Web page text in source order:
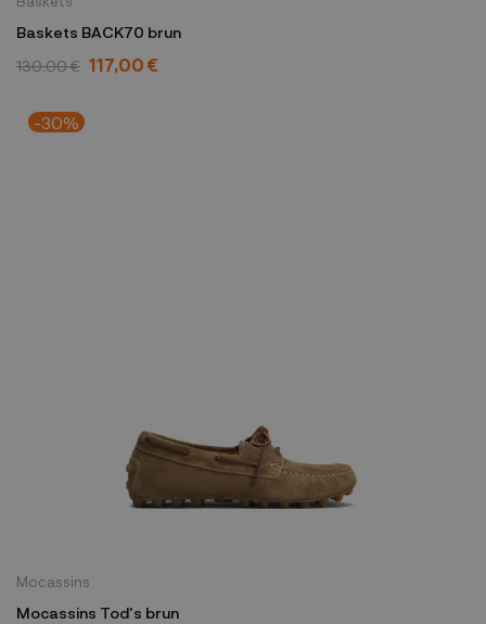
Baskets BACK70 brun
130,00 € 117,00 €
-30%
Mocassins
Mocassins Tod's brun